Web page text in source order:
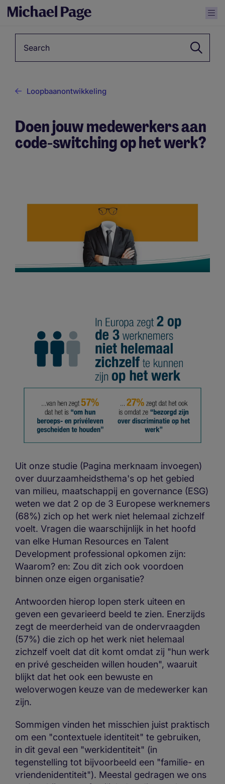
Loopbaanontwikkeling
Doen jouw medewerkers aan
code-switching op het werk?
Uit onze studie (Pagina merknaam invoegen)
over duurzaamheidsthema's op het gebied
van milieu, maatschappij en governance (ESG)
weten we dat 2 op de 3 Europese werknemers
(68%) zich op het werk niet helemaal zichzelf
voelt. Vragen die waarschijnlijk in het hoofd
van elke Human Resources en Talent
Development professional opkomen zijn:
Waarom? en: Zou dit zich ook voordoen
binnen onze eigen organisatie?
Antwoorden hierop lopen sterk uiteen en
geven een gevarieerd beeld te zien. Enerzijds
zegt de meerderheid van de ondervraagden
(57%) die zich op het werk niet helemaal
zichzelf voelt dat dit komt omdat zij "hun werk
en privé gescheiden willen houden", waaruit
blijkt dat het ook een bewuste en
weloverwogen keuze van de medewerker kan
zijn.
Sommigen vinden het misschien juist praktisch
om een "contextuele identiteit" te gebruiken,
in dit geval een "werkidentiteit" (in
tegenstelling tot bijvoorbeeld een "familie- en
vriendenidentiteit"). Meestal gedragen we ons